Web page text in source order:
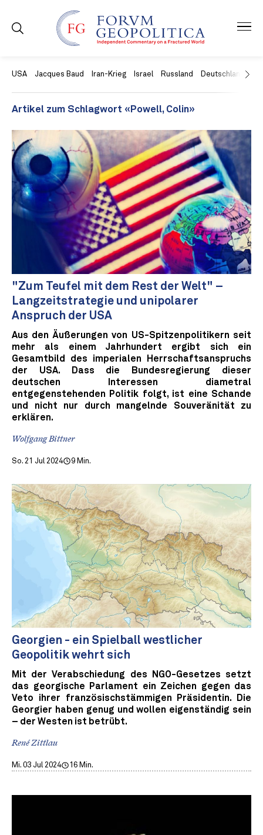
USA Jacques Baud Iran-Krieg Israel Russland Deutschland
Artikel zum Schlagwort «Powell, Colin»
"Zum Teufel mit dem Rest der Welt" –
Langzeitstrategie und unipolarer
Anspruch der USA
Aus den Äußerungen von US-Spitzenpolitikern seit
mehr als einem Jahrhundert ergibt sich ein
Gesamtbild des imperialen Herrschaftsanspruchs
der USA. Dass die Bundesregierung dieser
deutschen Interessen diametral
entgegenstehenden Politik folgt, ist eine Schande
und nicht nur durch mangelnde Souveränität zu
erklären.
Wolfgang Bittner
So. 21 Jul 2024 9 Min.
Georgien - ein Spielball westlicher
Geopolitik wehrt sich
Mit der Verabschiedung des NGO-Gesetzes setzt
das georgische Parlament ein Zeichen gegen das
Veto ihrer französischstämmigen Präsidentin. Die
Georgier haben genug und wollen eigenständig sein
– der Westen ist betrübt.
René Zittlau
Mi. 03 Jul 2024 16 Min.